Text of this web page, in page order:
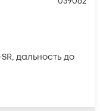
дальность до